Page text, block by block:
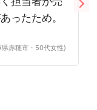
ったため。
県赤穂市・50代女性)